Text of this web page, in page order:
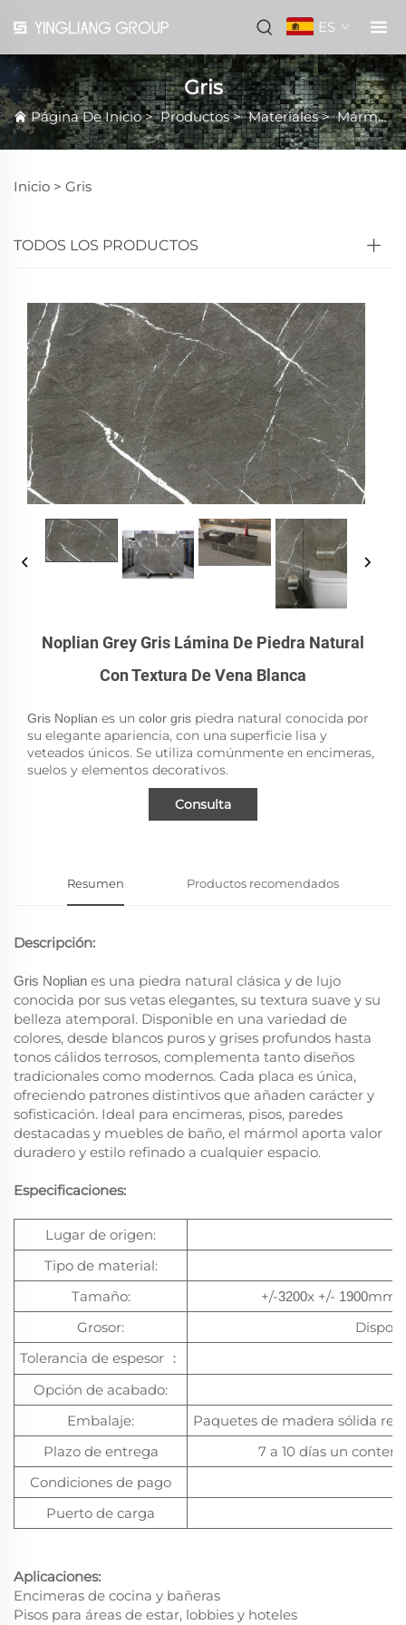
ES
Gris
Página De Inicio>Productos>Materiales>Mármol
Inicio > Gris
TODOS LOS PRODUCTOS
Noplian Grey Gris Lámina De Piedra Natural
Con Textura De Vena Blanca
Gris Noplian es un color gris piedra natural conocida por
su elegante apariencia, con una superficie lisa y
veteados únicos. Se utiliza comúnmente en encimeras,
suelos y elementos decorativos.
Consulta
Resumen Productos recomendados
Descripción:
Gris Noplian es una piedra natural clásica y de lujo
conocida por sus vetas elegantes, su textura suave y su
belleza atemporal. Disponible en una variedad de
colores, desde blancos puros y grises profundos hasta
tonos cálidos terrosos, complementa tanto diseños
tradicionales como modernos. Cada placa es única,
ofreciendo patrones distintivos que añaden carácter y
sofisticación. Ideal para encimeras, pisos, paredes
destacadas y muebles de baño, el mármol aporta valor
duradero y estilo refinado a cualquier espacio.
Especificaciones:
Lugar de origen:
Tipo de material:
Tamaño:
+/-3200x +/- 1900mm
Grosor:
Tolerancia de espesor
：
Opción de acabado:
Embalaje:
Paquetes de madera sólida
Plazo de entrega
7 a 10 días un
Condiciones de pago
Puerto de carga
Aplicaciones:
Encimeras de cocina y bañeras
Pisos para áreas de estar, lobbies y hoteles